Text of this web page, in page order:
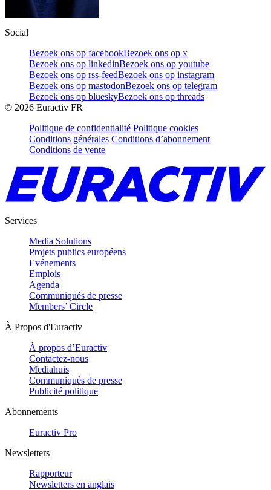
Social
Bezoek ons op facebookBezoek ons op x
Bezoek ons op linkedinBezoek ons op youtube
Bezoek ons op rss-feedBezoek ons op instagram
Bezoek ons op mastodonBezoek ons op telegram
Bezoek ons op blueskyBezoek ons op threads
© 2026 Euractiv FR
Politique de confidentialité Politique cookies
Conditions générales Conditions d’abonnement
Conditions de vente
Services
Media Solutions
Projets publics européens
Evénements
Emplois
Agenda
Communiqués de presse
Members’ Circle
À Propos d'Euractiv
À propos d’Euractiv
Contactez-nous
Mediahuis
Communiqués de presse
Publicité politique
Abonnements
Euractiv Pro
Newsletters
Rapporteur
Newsletters en anglais